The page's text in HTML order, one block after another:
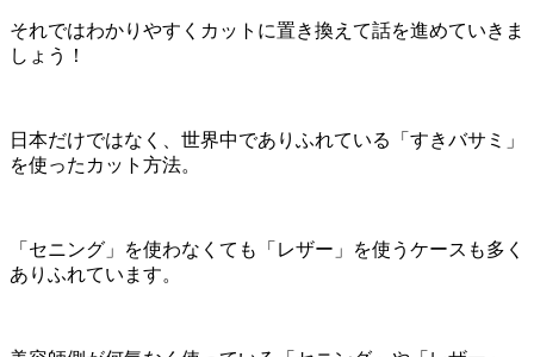
それではわかりやすくカットに置き換えて話を進めていきま
しょう！
日本だけではなく、世界中でありふれている「すきバサミ」
を使ったカット方法。
「セニング」を使わなくても「レザー」を使うケースも多く
ありふれています。